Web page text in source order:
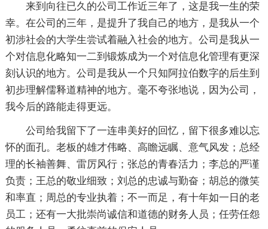
来到向往已久的公司工作近三年了，这是我一生的荣
幸。在公司的三年，是提升了我自己的地方，是我从一个
初涉社会的大学生尝试着融入社会的地方。公司是我从一
个对信息化略知一二到锻炼成为一个对信息化管理有更深
刻认识的地方。公司是我从一个只知阿拉伯数字的后生到
初步理解儒释道精神的地方。毫不夸张地说，因为公司，
我今后的路能走得更远。
公司给我留下了一连串美好的回忆，留下很多难以忘
怀的面孔。老板的雄才伟略、高瞻远瞩、意气风发；总经
理的长袖善舞、雷厉风行；张总的青春活力；李总的严谨
负责；王总的敬业细致；刘总的忠诚与勤奋；胡总的微笑
和率直；周总的专业执着；不一而足，有十年如一日的老
员工；还有一大批崇尚诚信和道德的财务人员；任劳任怨